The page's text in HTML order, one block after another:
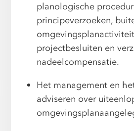
planologische
principeverzoeken,
projectbesluiten en
nadeelcompensatie.
Het management en
adviseren over